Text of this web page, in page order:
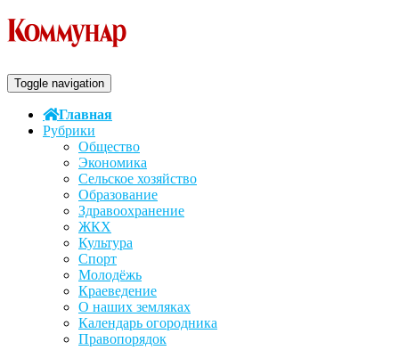
Toggle navigation
Главная
Рубрики
Общество
Экономика
Сельское хозяйство
Образование
Здравоохранение
ЖКХ
Культура
Спорт
Молодёжь
Краеведение
О наших земляках
Календарь огородника
Правопорядок